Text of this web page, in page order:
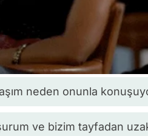
neden onunla
ve bizim tayfadan